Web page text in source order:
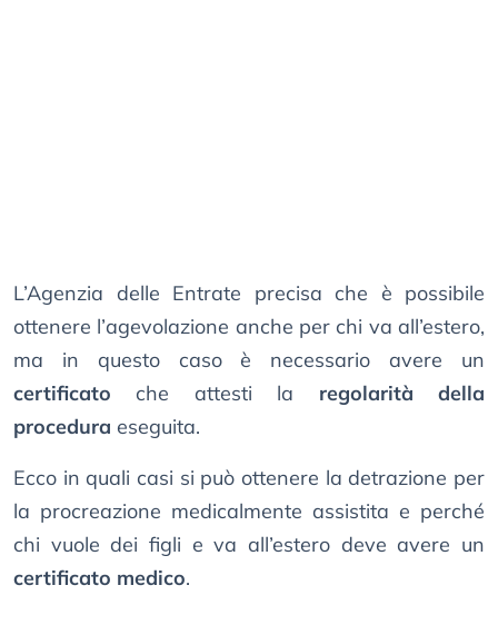
L’Agenzia delle Entrate precisa che è possibile
ottenere l’agevolazione anche per chi va all’estero,
ma in questo caso è necessario avere un
certificato che attesti la regolarità della
procedura eseguita.
Ecco in quali casi si può ottenere la detrazione per
la procreazione medicalmente assistita e perché
chi vuole dei figli e va all’estero deve avere un
certificato medico.